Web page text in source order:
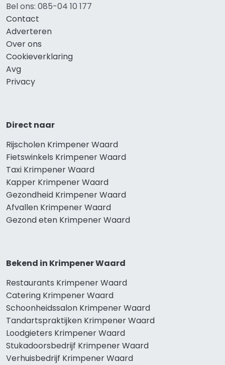
Bel ons: 085-04 10 177
Contact
Adverteren
Over ons
Cookieverklaring
Avg
Privacy
Direct naar
Rijscholen Krimpener Waard
Fietswinkels Krimpener Waard
Taxi Krimpener Waard
Kapper Krimpener Waard
Gezondheid Krimpener Waard
Afvallen Krimpener Waard
Gezond eten Krimpener Waard
Bekend in Krimpener Waard
Restaurants Krimpener Waard
Catering Krimpener Waard
Schoonheidssalon Krimpener Waard
Tandartspraktijken Krimpener Waard
Loodgieters Krimpener Waard
Stukadoorsbedrijf Krimpener Waard
Verhuisbedrijf Krimpener Waard